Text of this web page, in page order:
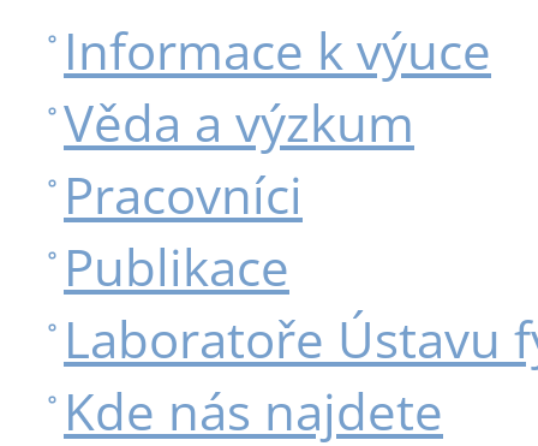
Informace k výuce
Věda a výzkum
Pracovníci
Publikace
Laboratoře Ústavu
Kde nás najdete